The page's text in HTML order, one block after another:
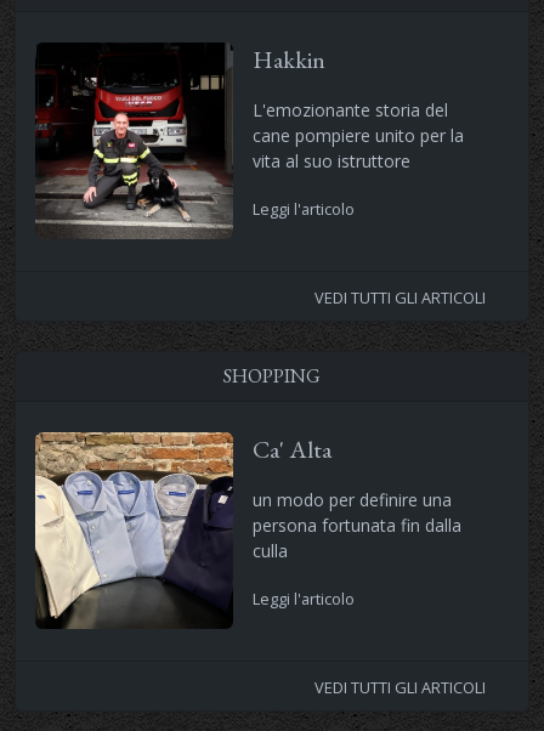
Hakkin
L'emozionante storia del
cane pompiere unito per la
vita al suo istruttore
Leggi l'articolo
VEDI TUTTI GLI ARTICOLI
SHOPPING
Ca' Alta
un modo per definire una
persona fortunata fin dalla
culla
Leggi l'articolo
VEDI TUTTI GLI ARTICOLI